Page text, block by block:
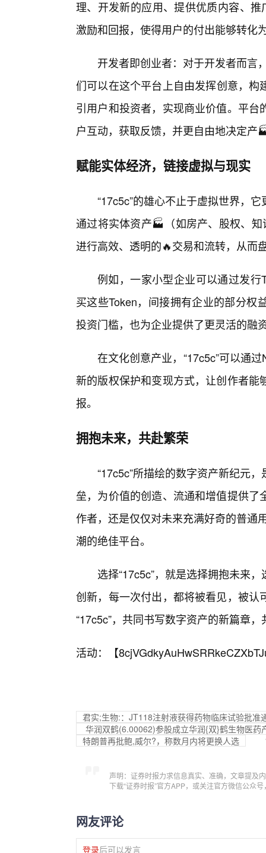
理、开发新的应用、提供优质内容、
激励和回报，使得用户的付出能够转化
开发者即创业者：对于开发者而言
们可以在这个平台上自由发挥创意，
引用户和投资者，实现商业价值。平
户互动，获取反馈，并更自由地决定产
赋能实体经济，链接虚拟与现实
“17c5c”的雄心不止于虚拟世界，
通过将实体资产🏭（如房产、股权、
进行高效、透明的🔥交易和流转，从而
例如，一家小型企业可以通过发
买这些Token，间接拥有企业的部分权
投资门槛，也为企业提供了更灵活的融
在文化创意产业，“17c5c”可以通
新的版权保护和变现方式，让创作者
报。
拥抱未来，共赴繁荣
“17c5c”所描绘的数字资产新纪元
垒，为价值的创造、流通和增值提供
作者，还是仅仅对未来充满好奇的普通
潮的绝佳平台。
选择“17c5c”，就是选择拥抱未来
创新，每一次付出，都将被看见，被
“17c5c”，共同书写数字资产的新篇章
活动：【
君实;生物:：JT118注射液获得药物临床试验批准
华润双鹤(6.00062)参股成立华润{双}鹤生物医
特朗普再批鲍,威尔?，称数月内将更换人选
声明：证券时报力求信息真实、准确，文章提及
下载“证券时报”官方APP，或关注官方微信公众
网友评论
登录后可以发言